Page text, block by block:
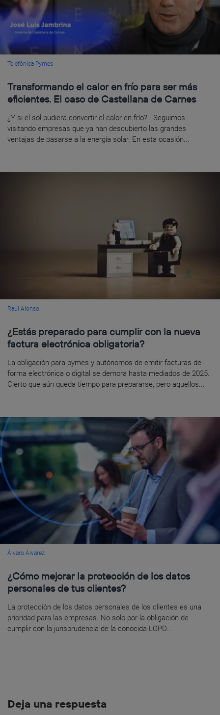
Telefónica Pymes
Transformando el calor en frío para ser más
eficientes. El caso de Castellana de Carnes
¿Y si el sol pudiera convertir el calor en frío? Seguimos
visitando empresas que ya han descubierto las grandes
ventajas de pasarse a la energía solar. En esta ocasión...
Raúl Alonso
¿Estás preparado para cumplir con la nueva
factura electrónica obligatoria?
La obligación para pymes y autónomos de emitir facturas de
forma electrónica o digital se demora hasta mediados de 2025.
Cierto que aún queda tiempo para prepararse, pero aquellos...
Álvaro Álvarez
¿Cómo mejorar la protección de los datos
personales de tus clientes?
La protección de los datos personales de los clientes es una
prioridad para las empresas. No solo por la obligación de
cumplir con la jurisprudencia de la conocida LOPD...
Deja una respuesta